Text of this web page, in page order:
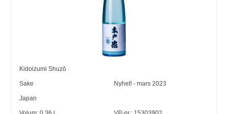
Kidoizumi Shuzō
Sake Nyhet! - mars 2023
Japan